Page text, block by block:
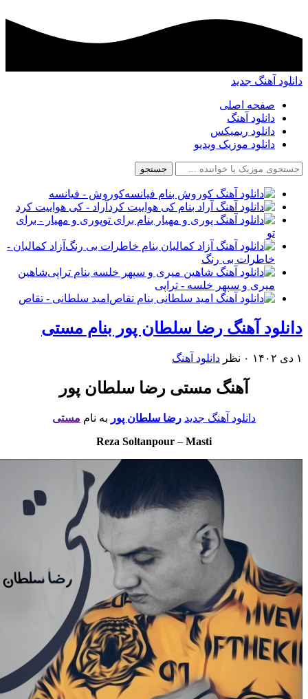
آهنگ جدید
صفحه اصلی
دانلود آهنگ
دانلود ریمیکس
دانلود موزیک ویدیو
جستجو
کوروش - فیانسه
آراد - کی هواییت کرد
پوری و مهیار - برای
آزاد کمالیان -
خاطرات بی رنگ
شاهین
میری و سپهر خلسه - تراپی
امید سلطانی - تقاص
آهنگ رضا سلطان پور بنام مستی
۰ نظر دانلود آهنگ
آهنگ مستی رضا سلطان پور
دانلود آهنگ جدید رضا سلطان پوربه نام مستی
Reza Soltanpour–